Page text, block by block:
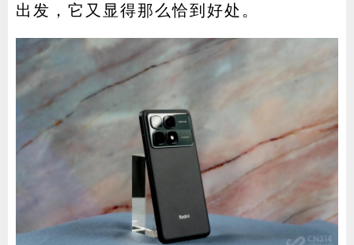
出发，它又显得那么恰到好处。